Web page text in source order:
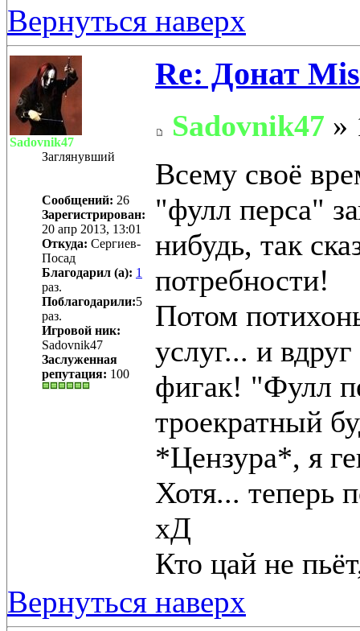
Вернуться наверх
Sadovnik47
Заглянувший
Сообщений: 26
Зарегистрирован:
20 апр 2013, 13:01
Откуда: Сергиев-
Посад
Благодарил (а): 1
раз.
Поблагодарили:5
раз.
Игровой ник:
Sadovnik47
Заслуженная
репутация: 100
Re: Донат
Sadovnik47 »
Всему своё
"фулл перса"
нибудь, так
потребности!
Потом
услуг... и
фигак! "Фулл
троекратный
*Цензура*, я
Хотя... теперь
хД
Кто цай не
Вернуться наверх